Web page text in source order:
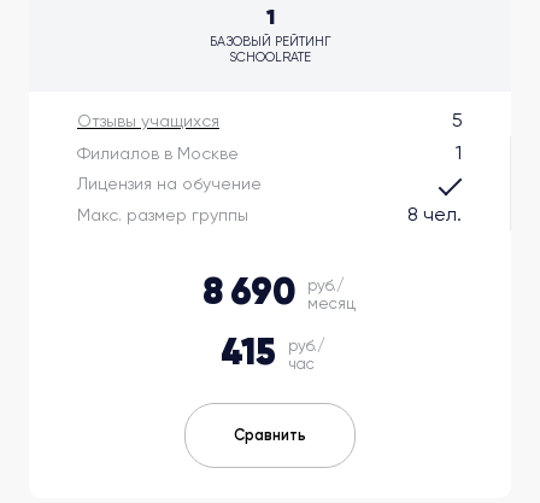
Отзывы учащихся 5
Филиалов в Москве 1
Макс. размер группы 8 чел.
Лицензия на обучение
1
БАЗОВЫЙ РЕЙТИНГ
SCHOOLRATE
8 690
руб./
месяц
415
руб./
час
Сравнить